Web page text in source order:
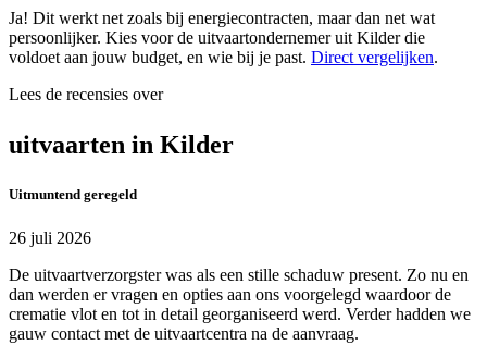
Ja! Dit werkt net zoals bij energiecontracten, maar dan net wat
persoonlijker. Kies voor de uitvaartondernemer uit Kilder die
voldoet aan jouw budget, en wie bij je past. Direct vergelijken.
Lees de recensies over
uitvaarten in Kilder
Uitmuntend geregeld
26 juli 2026
De uitvaartverzorgster was als een stille schaduw present. Zo nu en
dan werden er vragen en opties aan ons voorgelegd waardoor de
crematie vlot en tot in detail georganiseerd werd. Verder hadden we
gauw contact met de uitvaartcentra na de aanvraag.